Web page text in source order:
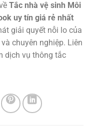
Tắc nhà vệ sinh Môi
uy tín giá rẻ nhất
giải quyết nỗi lo của
chuyên nghiệp. Liên
dịch vụ thông tắc